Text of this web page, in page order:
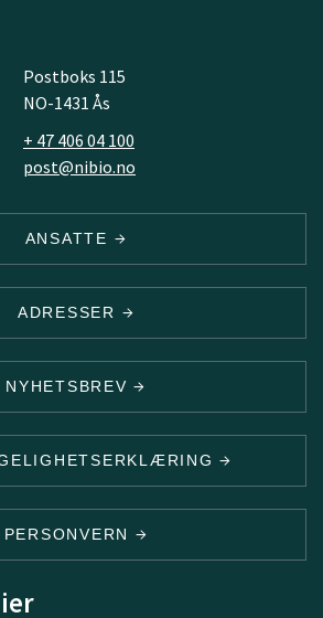
Postboks 115
NO-1431 Ås
+ 47 406 04 100
post@nibio.no
ANSATTE
ADRESSER
NYHETSBREV
PERSONVERN